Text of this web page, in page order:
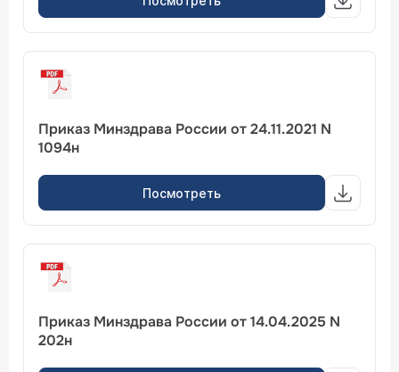
Приказ Минздрава России от 24.11.2021 N
1094н
Посмотреть
Приказ Минздрава России от 14.04.2025 N
202н